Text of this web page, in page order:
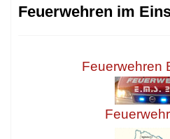
Feuerwehren im
Feuerwehren